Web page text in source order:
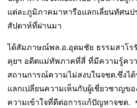
แต่ละภูมิภาคมาหารือแลกเลี่ยนทัศน
สัปดาห์ที่ผ่านมา
ได้สัมภาษณ์พล.อ.อุดมชัย ธรรมสาโ
คุยฯ อดีตแม่ทัพภาคที่สี่ ที่มีความรู้ควา
สถานการณ์ความไม่สงบในจชต.ซึ่งไ
แลกเปลี่ยนความเห็นกับผู้เชี่ยวชาญข
ความเข้าใจที่ดีต่อการแก้ปัญหาจชต.